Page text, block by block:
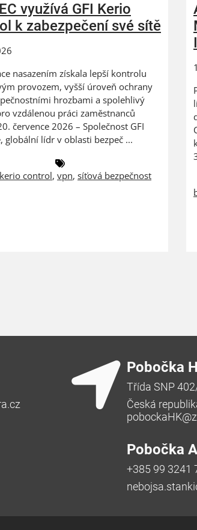
využívá GFI Kerio
k zabezpečení své sítě
nasazením získala lepší kontrolu
provozem, vyšší úroveň ochrany
hrozbami a spolehlivý
vzdálenou práci zaměstnanců
července 2026 – Společnost GFI
globální lídr v oblasti bezpeč ...
kerio control, vpn, síťová bezpečnost
Pobočka
Třída SNP
Česká
Pobočka
+385 99 3241